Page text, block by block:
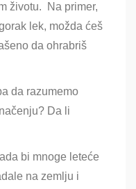
životu. Na primer,
lek, možda ćeš
da ohrabriš
da razumemo
Da li
bi mnoge leteće
na zemlju i